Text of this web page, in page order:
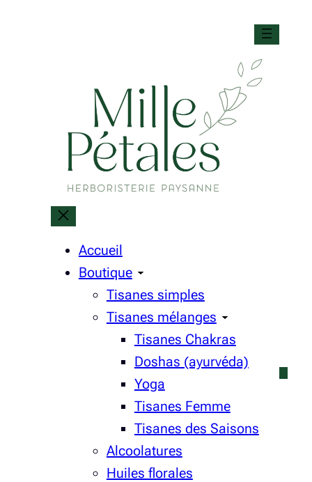
Accueil
Boutique
Tisanes simples
Tisanes mélanges
Tisanes Chakras
Doshas (ayurvéda)
Yoga
Tisanes Femme
Tisanes des Saisons
Alcoolatures
Huiles florales